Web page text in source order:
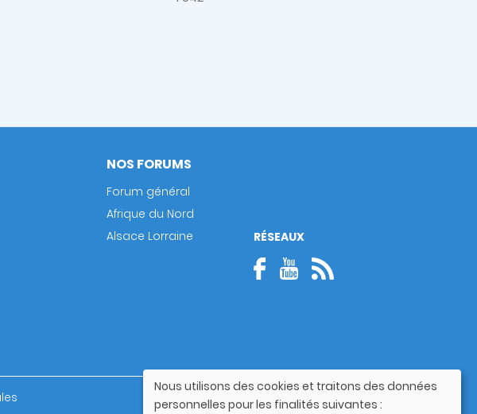
NOS FORUMS
Forum général
Afrique du Nord
Alsace Lorraine
RÉSEAUX
Guide utilisateur
Utilisation
Nous utilisons des cookies et traitons des données
personnelles pour les finalités suivantes :